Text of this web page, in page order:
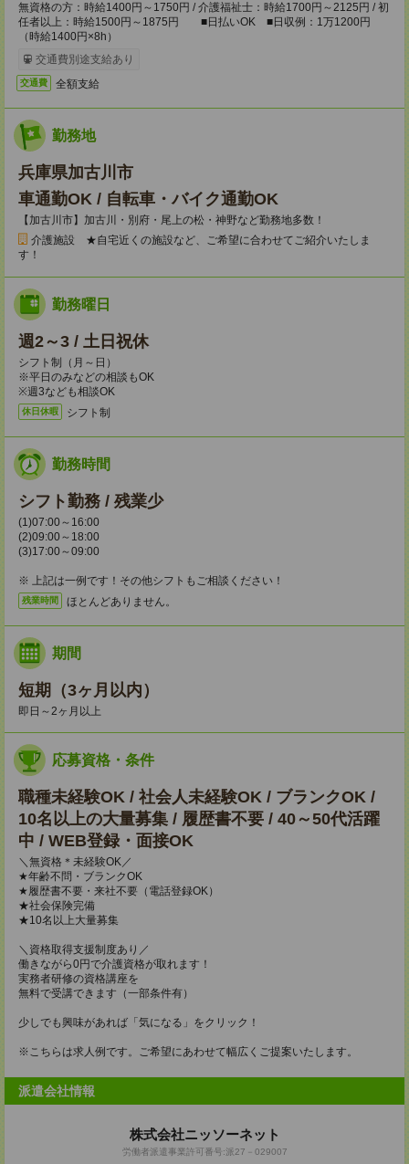
無資格の方：時給1400円～1750円 / 介護福祉士：時給1700円～2125円 / 初
任者以上：時給1500円～1875円 ■日払いOK ■日収例：1万1200円
（時給1400円×8h）
交通費別途支給あり
交通費 全額支給
勤務地
兵庫県加古川市
車通勤OK / 自転車・バイク通勤OK
【加古川市】加古川・別府・尾上の松・神野など勤務地多数！
介護施設 ★自宅近くの施設など、ご希望に合わせてご紹介いたしま
す！
勤務曜日
週2～3 / 土日祝休
シフト制（月～日）
※平日のみなどの相談もOK
※週3なども相談OK
休日休暇 シフト制
勤務時間
シフト勤務 / 残業少
(1)07:00～16:00
(2)09:00～18:00
(3)17:00～09:00
※ 上記は一例です！その他シフトもご相談ください！
残業時間 ほとんどありません。
期間
短期（3ヶ月以内）
即日～2ヶ月以上
応募資格・条件
職種未経験OK / 社会人未経験OK / ブランクOK /
10名以上の大量募集 / 履歴書不要 / 40～50代活躍
中 / WEB登録・面接OK
＼無資格＊未経験OK／
★年齢不問・ブランクOK
★履歴書不要・来社不要（電話登録OK）
★社会保険完備
★10名以上大量募集
＼資格取得支援制度あり／
働きながら0円で介護資格が取れます！
実務者研修の資格講座を
無料で受講できます（一部条件有）
少しでも興味があれば「気になる」をクリック！
※こちらは求人例です。ご希望にあわせて幅広くご提案いたします。
派遣会社情報
株式会社ニッソーネット
労働者派遣事業許可番号:派27－029007